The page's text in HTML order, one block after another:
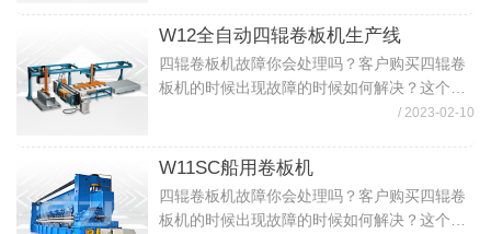
电工检测仪器，工具，按系统电路图及机...
W12全自动四辊卷板机生产线
四辊卷板机故障你会处理吗？客户购买四辊卷
板机的时候出现故障的时候如何解决？这个时
候就要客户去检测下是什么问题，如何去检查
电工检测仪器，工具，按系统电路图及机...
/ 2023-02-10
W11SC船用卷板机
四辊卷板机故障你会处理吗？客户购买四辊卷
板机的时候出现故障的时候如何解决？这个时